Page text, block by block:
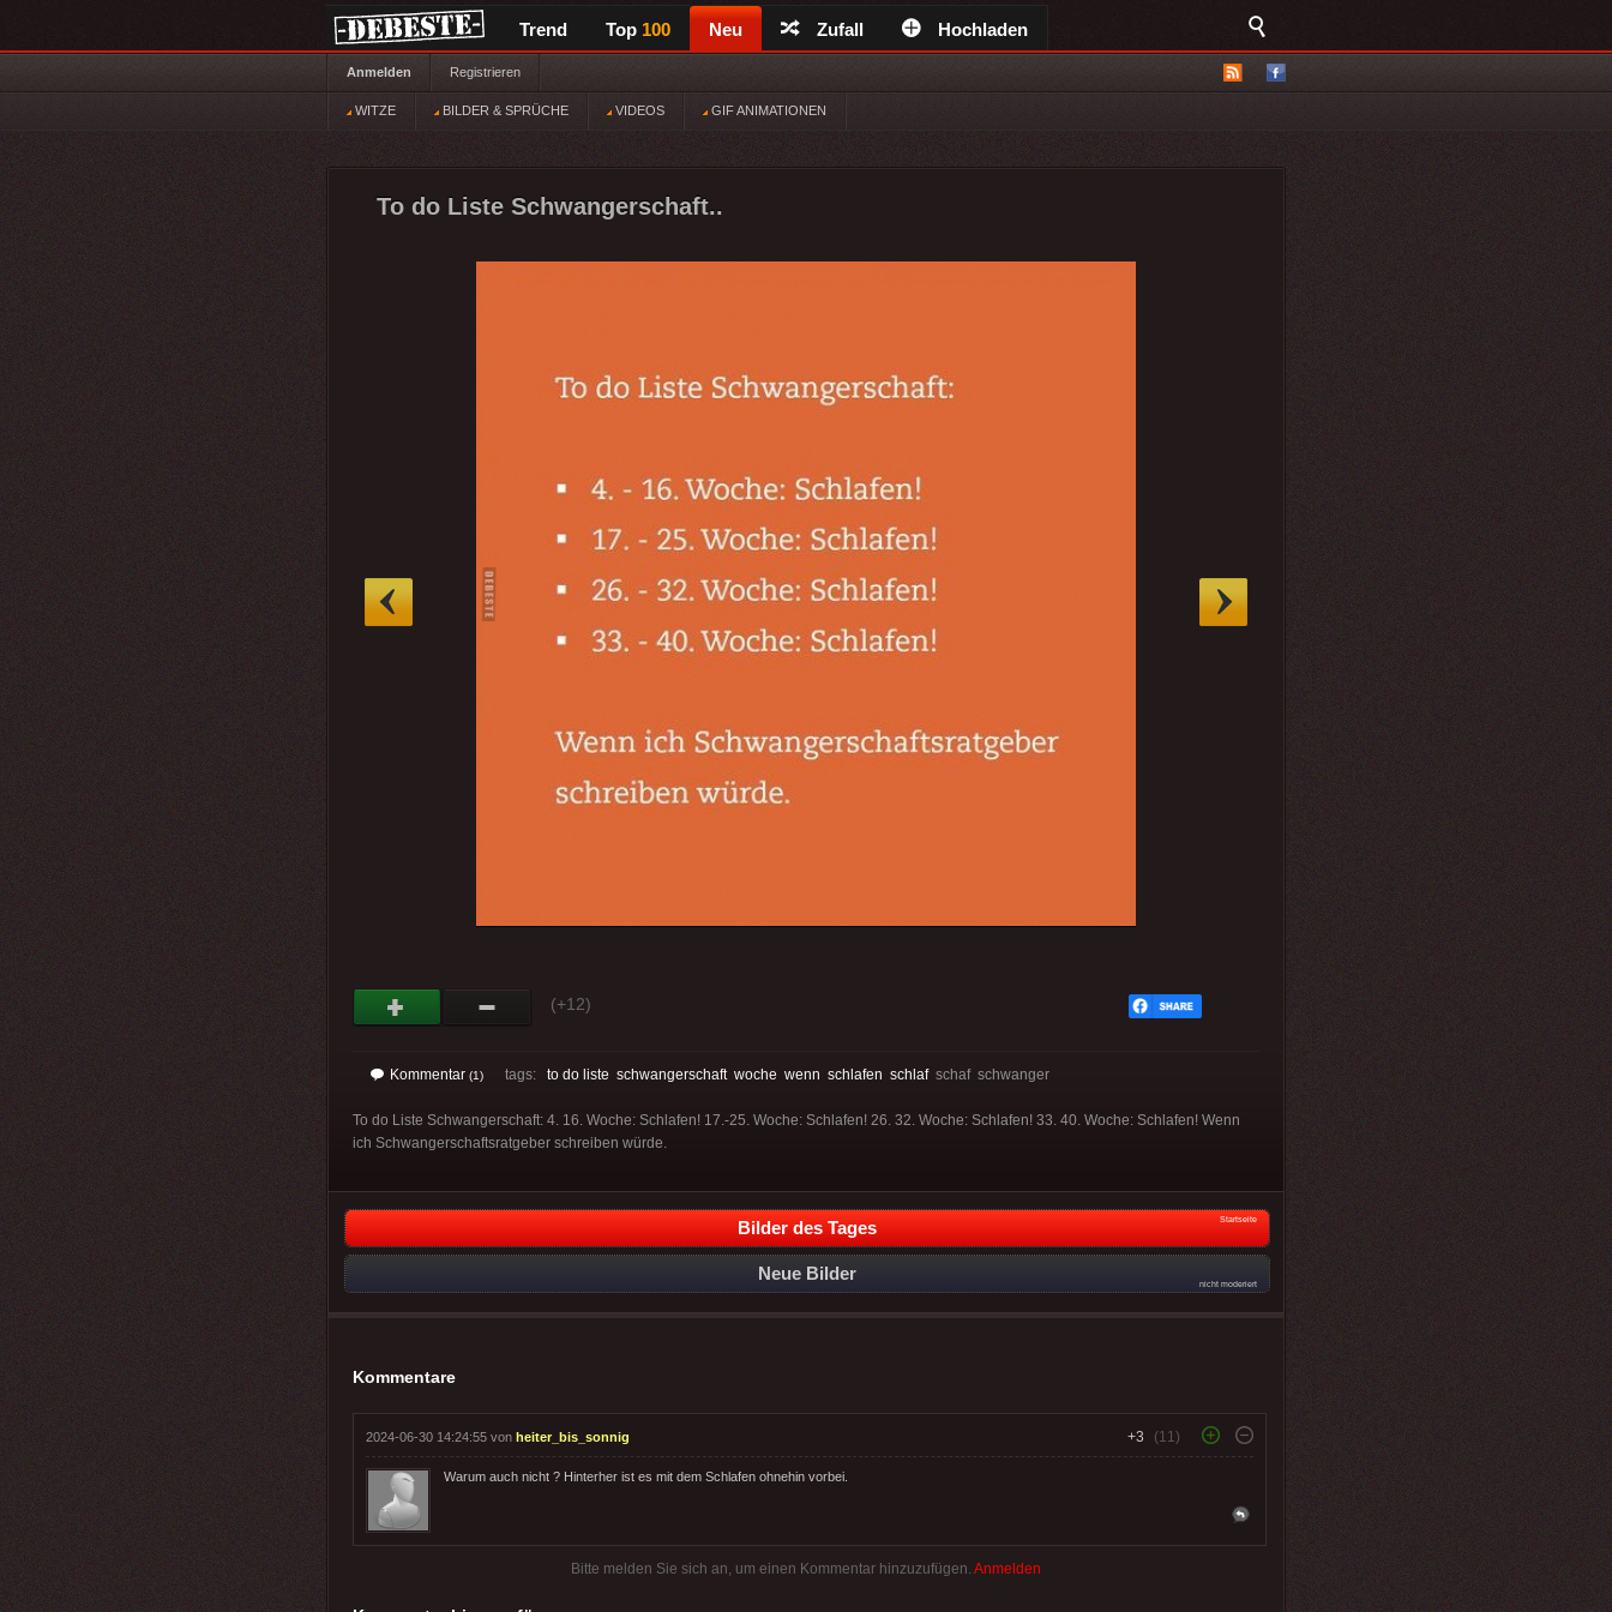
Trend Top 100 Neu Zufall Hochladen
Anmelden Registrieren
WITZE BILDER & SPRÜCHE VIDEOS GIF ANIMATIONEN
To do Liste Schwangerschaft..
(+12)
Kommentar (1) tags: to do liste schwangerschaft woche wenn schlafen schlafschaf schwanger
To do Liste Schwangerschaft: 4. 16. Woche: Schlafen! 17.-25. Woche: Schlafen! 26. 32. Woche: Schlafen! 33. 40. Woche: Schlafen! Wenn
ich Schwangerschaftsratgeber schreiben würde.
Bilder des Tages Startseite
Neue Bilder
nicht moderiert
Kommentare
2024-06-30 14:24:55 von heiter_bis_sonnig +3 (11)
Warum auch nicht ? Hinterher ist es mit dem Schlafen ohnehin vorbei.
Bitte melden Sie sich an, um einen Kommentar hinzuzufügen. Anmelden